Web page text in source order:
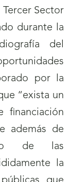
Sector
durante la
del
por la
“exista un
financiación
además de
de las
la